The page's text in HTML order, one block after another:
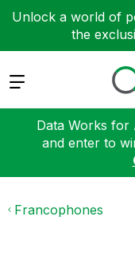
Unlock a world of
the
Expand
Data Works for
and enter to
Francophones